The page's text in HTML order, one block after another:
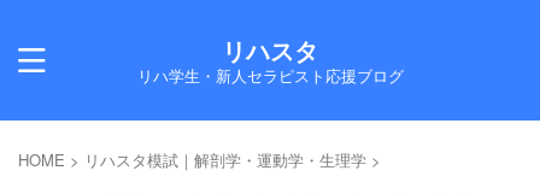
リハスタ
リハ学生・新人セラピスト応援ブログ
HOME > リハスタ模試｜解剖学・運動学・生理学 >